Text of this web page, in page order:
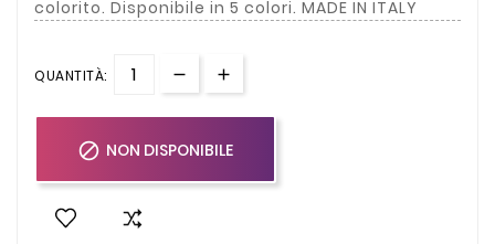
colorito. Disponibile in 5 colori. MADE IN ITALY
QUANTITÀ:
 NON DISPONIBILE